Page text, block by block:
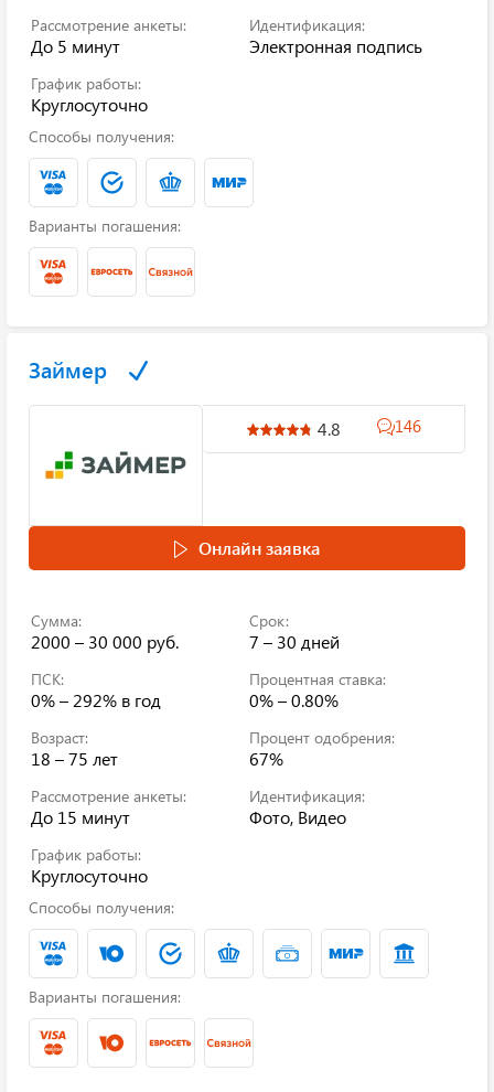
Рассмотрение анкеты:
До 5 минут
Идентификация:
Электронная подпись
График работы:
Круглосуточно
Способы получения:
Варианты погашения:
Займер
4.8 146
Онлайн заявка
Сумма:
2000 – 30 000 руб.
Срок:
7 – 30 дней
ПСК:
0% – 292% в год
Процентная ставка:
0% – 0.80%
Возраст:
18 – 75 лет
Процент одобрения:
67%
Рассмотрение анкеты:
До 15 минут
Идентификация:
Фото, Видео
График работы:
Круглосуточно
Способы получения:
Варианты погашения: